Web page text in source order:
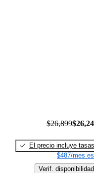
$26,899
El precio incluye tasas
$487/mes
Verif. disponibilidad